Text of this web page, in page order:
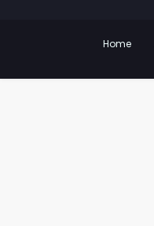
Home